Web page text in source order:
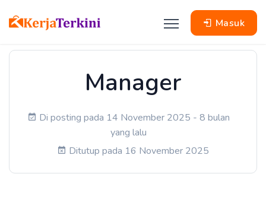
Masuk
Manager
Di posting pada 14 November 2025 - 8 bulan
yang lalu
Ditutup pada 16 November 2025